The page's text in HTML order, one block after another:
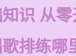
识 从
排练哪